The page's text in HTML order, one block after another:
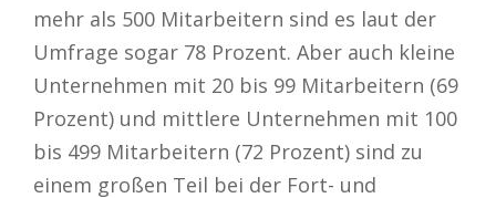
mehr als 500 Mitarbeitern sind es laut der
Umfrage sogar 78 Prozent. Aber auch kleine
Unternehmen mit 20 bis 99 Mitarbeitern (69
Prozent) und mittlere Unternehmen mit 100
bis 499 Mitarbeitern (72 Prozent) sind zu
einem großen Teil bei der Fort- und